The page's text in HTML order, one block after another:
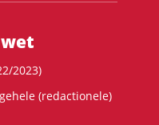
2023)
(redactionele)